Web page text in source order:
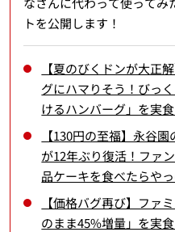
トを公開します！
【夏のびくドンが大正
グにハマりそう！びっ
けるハンバーグ」を実
【130円の至福】永谷
が12年ぶり復活！ファ
品ケーキを食べたらや
【価格バグ再び】ファ
のまま45%増量」を実